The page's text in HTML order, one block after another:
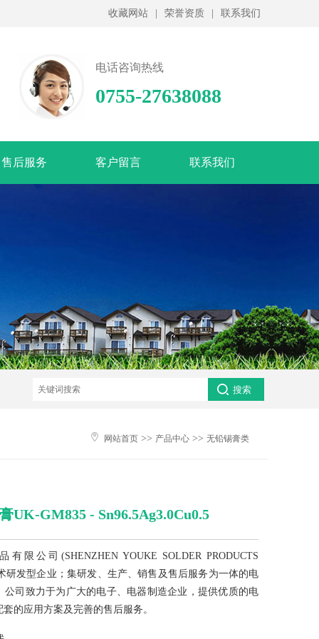
联系我们
荣誉资质
收藏网站
电话咨询热线
0755-27638088
售后服务 客户留言 联系我们
 网站首页>> 产品中心>> 无铅锡膏类
UK-GM835 - Sn96.5Ag3.0Cu0.5
限公司(SHENZHEN YOUKE SOLDER PRODUCTS
研发型企业；集研发、生产、销售及售后服务为一体的电
公司致力于为广大的电子、电器制造企业，提供优质的电
的应用方案及完善的售后服务。